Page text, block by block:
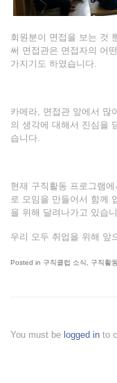
회원분이 면접을 보는 것
써 면접관은 면접자의 어
가지기도 하였습니다.
카메라, 면접관 앞에서 많
의 생각에 대해서 진심을
습니다.
현재 구직활동 프로그램
로 모임을 만들어서 함께
을 위해 달려나가고 있습
우리 모두 취업을 위해 앞
Posted in 구직클럽 소식 구직활동
You must be logged in to